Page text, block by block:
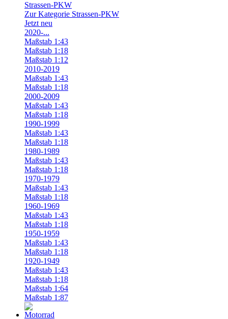
Strassen-PKW
Zur Kategorie Strassen-PKW
Jetzt neu
2020-...
Maßstab 1:43
Maßstab 1:18
Maßstab 1:12
2010-2019
Maßstab 1:43
Maßstab 1:18
2000-2009
Maßstab 1:43
Maßstab 1:18
1990-1999
Maßstab 1:43
Maßstab 1:18
1980-1989
Maßstab 1:43
Maßstab 1:18
1970-1979
Maßstab 1:43
Maßstab 1:18
1960-1969
Maßstab 1:43
Maßstab 1:18
1950-1959
Maßstab 1:43
Maßstab 1:18
1920-1949
Maßstab 1:43
Maßstab 1:18
Maßstab 1:64
Maßstab 1:87